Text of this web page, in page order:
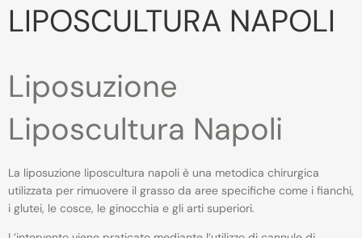
LIPOSCULTURA NAPOLI
Liposuzione
Liposcultura Napoli
La liposuzione liposcultura napoli è una metodica chirurgica
utilizzata per rimuovere il grasso da aree specifiche come i fianchi,
i glutei, le cosce, le ginocchia e gli arti superiori.